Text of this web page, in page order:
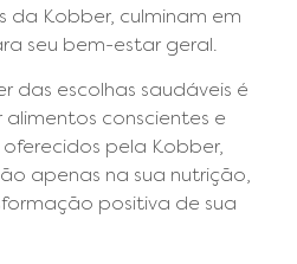
da Kobber, culminam em
seu bem-estar geral.
das escolhas saudáveis é
conscientes e
pela Kobber,
apenas na sua nutrição,
positiva de sua